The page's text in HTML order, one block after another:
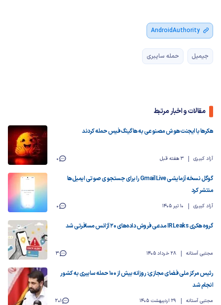
AndroidAuthority
جیمیل حمله سایبری
مقالات و اخبار مرتبط
هکرها با ایجنت هوش مصنوعی به هاگینگ فیس حمله کردند
آزاد کبیری 3 هفته قبل 0
گوگل نسخه آزمایشی Gmail Live را برای جستجوی صوتی ایمیل‌ها
منتشر کرد
آزاد کبیری 10 تیر 1405 0
گروه هکری IRLeaks مدعی فروش داده‌های ۲۰ آژانس مسافرتی شد
مجتبی آستانه 28 خرداد 1405 3
رئیس مرکز ملی فضای مجازی: روزانه بیش از ۱۰۰ حمله سایبری به کشور
انجام شد
مجتبی آستانه 29 اردیبهشت 1405 201